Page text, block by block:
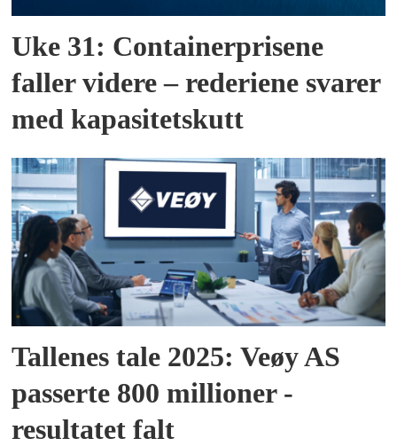
Uke 31: Containerprisene
faller videre – rederiene svarer
med kapasitetskutt
Tallenes tale 2025: Veøy AS
passerte 800 millioner -
resultatet falt